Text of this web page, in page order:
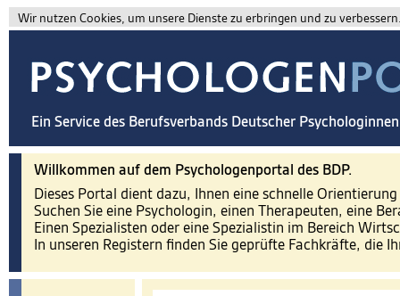
Wir nutzen Cookies, um unsere Dienste zu erbringen und zu
Ein Service des Berufsverbands Deutscher
Willkommen auf dem Psychologenportal des BDP.
Dieses Portal dient dazu, Ihnen eine schnelle
Suchen Sie eine Psychologin, einen Therapeuten, eine
Einen Spezialisten oder eine Spezialistin im Bereich
In unseren Registern finden Sie geprüfte Fachkräfte, die